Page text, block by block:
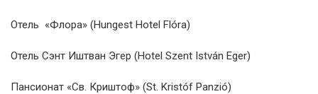
Отель «Флора» (Hungest Hotel Flóra)
Отель Сэнт Иштван Эгер (Hotel Szent István Eger)
Пансионат «Св. Криштоф» (St. Kristóf Panzió)